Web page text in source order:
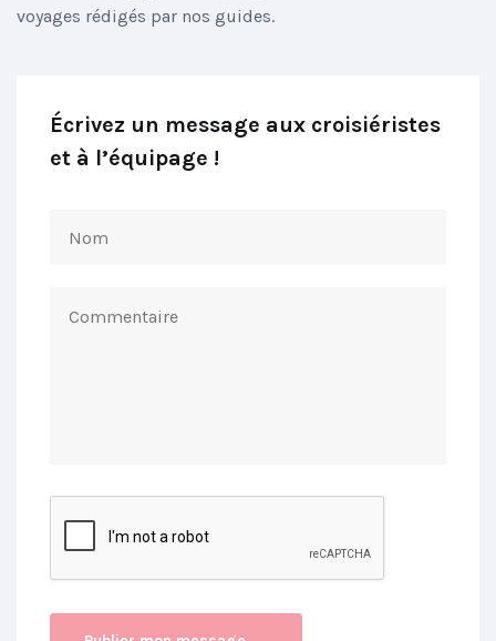
voyages rédigés par nos guides.
Écrivez un message aux croisiéristes
et à l’équipage !